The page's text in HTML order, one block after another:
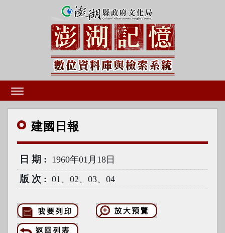
建國 日報
日期 1960年01月18日
版次 01、02、03、04